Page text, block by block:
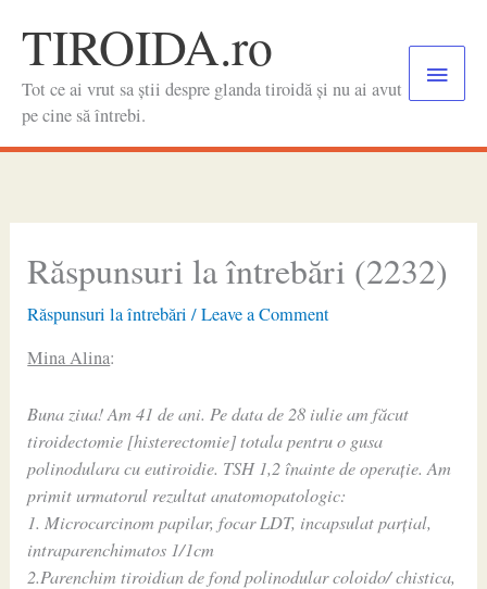
contentTIROIDA.ro
Tot ce ai vrut sa știi despre glanda tiroidă și nu ai avut
pe cine să întrebi.
Main
Răspunsuri la întrebări (2232)
Răspunsuri la întrebări /Leave a Comment
Mina Alina:
Buna ziua! Am 41 de ani. Pe data de 28 iulie am făcut
tiroidectomie [histerectomie] totala pentru o gusa
polinodulara cu eutiroidie. TSH 1,2 înainte de operație. Am
primit urmatorul rezultat anatomopatologic:
1. Microcarcinom papilar, focar LDT, incapsulat parțial,
intraparenchimatos 1/1cm
2.Parenchim tiroidian de fond polinodular coloido/ chistica,